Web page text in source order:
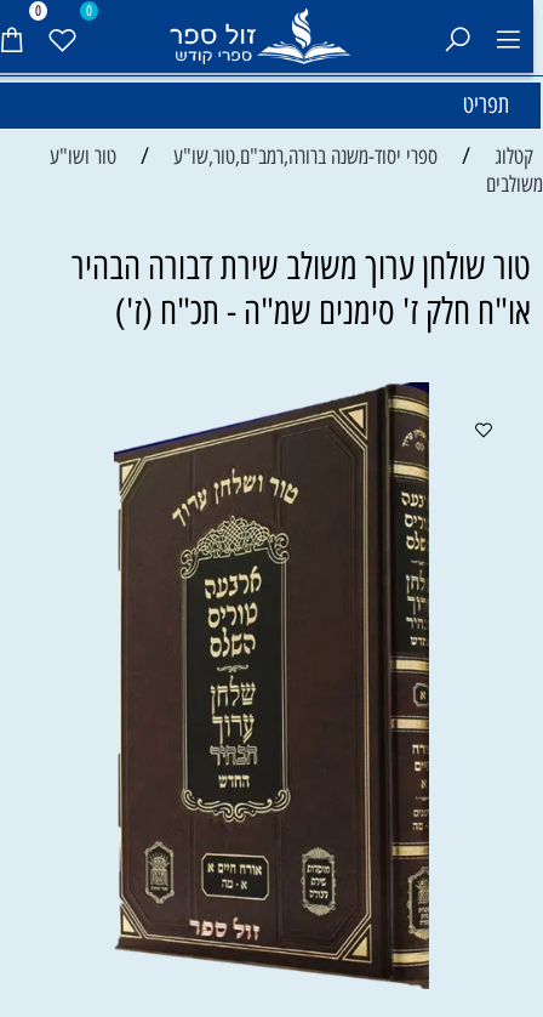
0 0
תפריט
קטלוג / ספרי יסוד-משנה ברורה,רמב"ם,טור,שו"ע /
טור ושו"ע
טור שולחן ערוך משולב שירת דבורה הבהיר
או"ח חלק ז' סימנים שמ"ה - תכ"ח (ז')